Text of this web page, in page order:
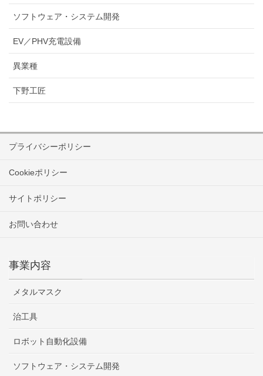
ソフトウェア・システム開発
EV／PHV充電設備
異業種
下野工匠
プライバシーポリシー
Cookieポリシー
サイトポリシー
お問い合わせ
事業内容
メタルマスク
治工具
ロボット自動化設備
ソフトウェア・システム開発